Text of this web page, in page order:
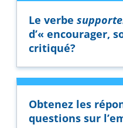
Le verbe
d’« encourager,
critiqué?
Obtenez les
questions sur